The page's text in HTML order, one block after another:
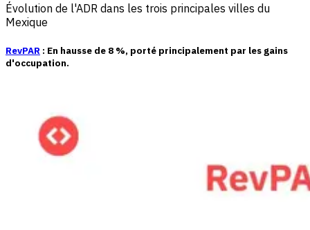
Évolution de l'ADR dans les trois principales villes du
Mexique
RevPAR : En hausse de 8 %, porté principalement par les gains
d'occupation.